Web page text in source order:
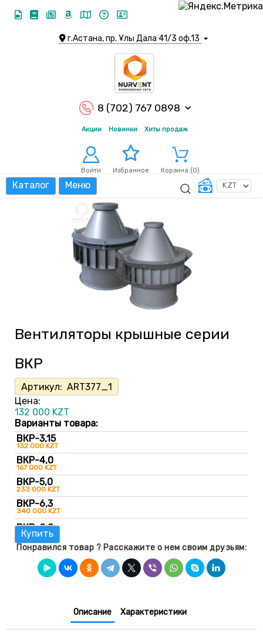
г.Астана, пр. Ұлы Дала 41/3 оф.13
8 (702) 767 0898
Акции Новинки Хиты продаж
Войти Избранное Корзина (0)
Каталог Меню
Вентиляторы крышные серии
ВКР
Артикул: ART377_1
Цена:
132 000 KZT
Варианты товара:
ВКР-3,15
132 000 KZT
ВКР-4,0
167 000 KZT
ВКР-5,0
233 000 KZT
ВКР-6,3
340 000 KZT
ВКР-8,0
ВКР-10,0
ВКР-12,5
Купить
Понравился товар ? Расскажите о нем своим друзьям:
Описание Характеристики